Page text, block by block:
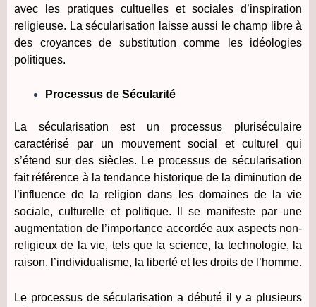
avec les pratiques cultuelles et sociales d’inspiration
religieuse. La sécularisation laisse aussi le champ libre à
des croyances de substitution comme les idéologies
politiques.
Processus de Sécularité
La sécularisation est un processus pluriséculaire
caractérisé par un mouvement social et culturel qui
s’étend sur des siècles. Le processus de sécularisation
fait référence à la tendance historique de la diminution de
l’influence de la religion dans les domaines de la vie
sociale, culturelle et politique. Il se manifeste par une
augmentation de l’importance accordée aux aspects non-
religieux de la vie, tels que la science, la technologie, la
raison, l’individualisme, la liberté et les droits de l’homme.
Le processus de sécularisation a débuté il y a plusieurs